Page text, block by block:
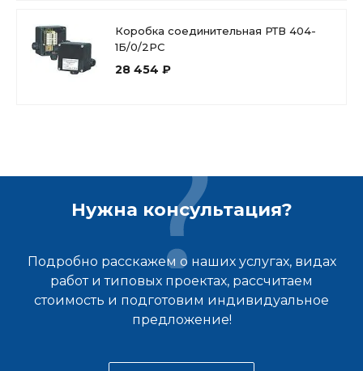
Коробка соединительная РТВ 404-
1Б/0/2РС
28 454 ₽
Нужна консультация?
Подробно расскажем о наших услугах, видах
работ и типовых проектах, рассчитаем
стоимость и подготовим индивидуальное
предложение!